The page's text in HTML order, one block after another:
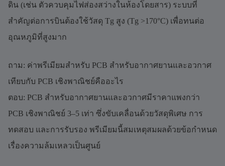
ดิน (เช่น ตัวควบคุมไฟส่องสว่างในห้องโดยสาร) ระบบที่
สำคัญต่อการบินต้องใช้วัสดุ Tg สูง (Tg >170°C) เพื่อทนต่อ
อุณหภูมิที่สูงมาก
ถาม: ค่าพรีเมียมสำหรับ PCB สำหรับอากาศยานและอวกาศ
เทียบกับ PCB เชิงพาณิชย์คืออะไร
ตอบ: PCB สำหรับอากาศยานและอวกาศมีราคาแพงกว่า
PCB เชิงพาณิชย์ 3–5 เท่า ซึ่งขับเคลื่อนด้วยวัสดุพิเศษ การ
ทดสอบ และการรับรอง พรีเมียมนี้สมเหตุสมผลด้วยข้อกำหนด
เรื่องความล้มเหลวเป็นศูนย์